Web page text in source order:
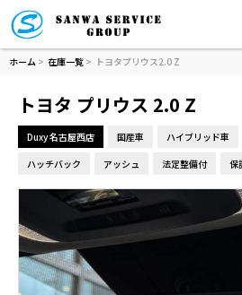
ホーム > 在庫一覧 > トヨタプリウス2.0 Z
トヨタ プリウス 2.0 Z
Duxy 名古屋西店 国産車 ハイブリッド車
ハッチバック
アッシュ 法定整備付 保